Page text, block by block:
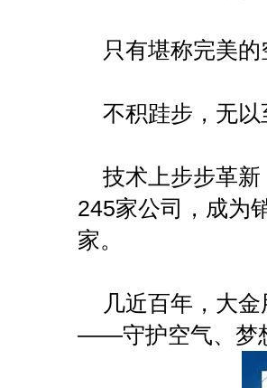
只有堪称完美的
不积跬步，无以
技术上步步革新
245家公司，成为
家。
几近百年，大金
——守护空气、梦